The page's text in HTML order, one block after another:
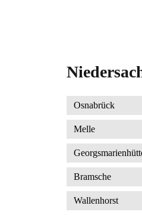
Osnabrück
Melle
Bramsche
Wallenhorst